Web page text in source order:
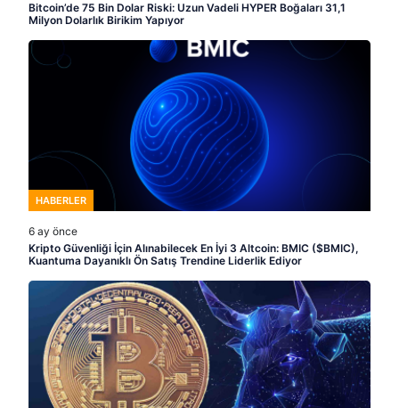
Bitcoin’de 75 Bin Dolar Riski: Uzun Vadeli HYPER Boğaları 31,1
Milyon Dolarlık Birikim Yapıyor
HABERLER
6 ay önce
Kripto Güvenliği İçin Alınabilecek En İyi 3 Altcoin: BMIC ($BMIC),
Kuantuma Dayanıklı Ön Satış Trendine Liderlik Ediyor